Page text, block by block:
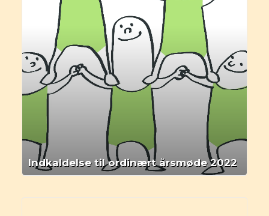
Indkaldelse til ordinært årsmøde 2022